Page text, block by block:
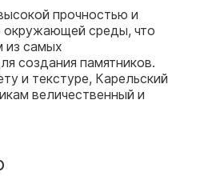
прочностью и
окружающей среды, что
из самых
создания памятников.
и текстуре, Карельский
величественный и